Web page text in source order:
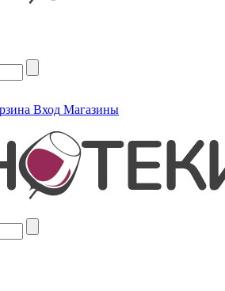
Вход Магазины